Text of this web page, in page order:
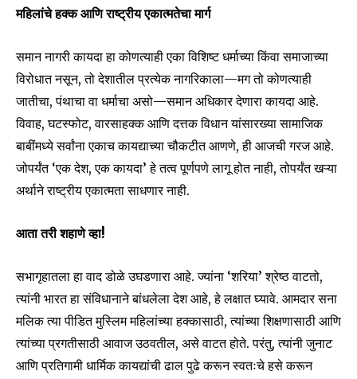
महिलांचे हक्क आणि राष्ट्रीय एकात्मतेचा मार्ग
समान नागरी कायदा हा कोणत्याही एका विशिष्ट धर्माच्या किंवा समाजाच्या
विरोधात नसून, तो देशातील प्रत्येक नागरिकाला—मग तो कोणत्याही
जातीचा, पंथाचा वा धर्माचा असो—समान अधिकार देणारा कायदा आहे.
विवाह, घटस्फोट, वारसाहक्क आणि दत्तक विधान यांसारख्या सामाजिक
बाबींमध्ये सर्वांना एकाच कायद्याच्या चौकटीत आणणे, ही आजची गरज आहे.
जोपर्यंत ‘एक देश, एक कायदा’ हे तत्व पूर्णपणे लागू होत नाही, तोपर्यंत खऱ्या
अर्थाने राष्ट्रीय एकात्मता साधणार नाही.
आता तरी शहाणे व्हा!
सभागृहातला हा वाद डोळे उघडणारा आहे. ज्यांना ‘शरिया’ श्रेष्ठ वाटतो,
त्यांनी भारत हा संविधानाने बांधलेला देश आहे, हे लक्षात घ्यावे. आमदार सना
मलिक त्या पीडित मुस्लिम महिलांच्या हक्कासाठी, त्यांच्या शिक्षणासाठी आणि
त्यांच्या प्रगतीसाठी आवाज उठवतील, असे वाटत होते. परंतु, त्यांनी जुनाट
आणि प्रतिगामी धार्मिक कायद्यांची ढाल पुढे करून स्वतःचे हसे करून